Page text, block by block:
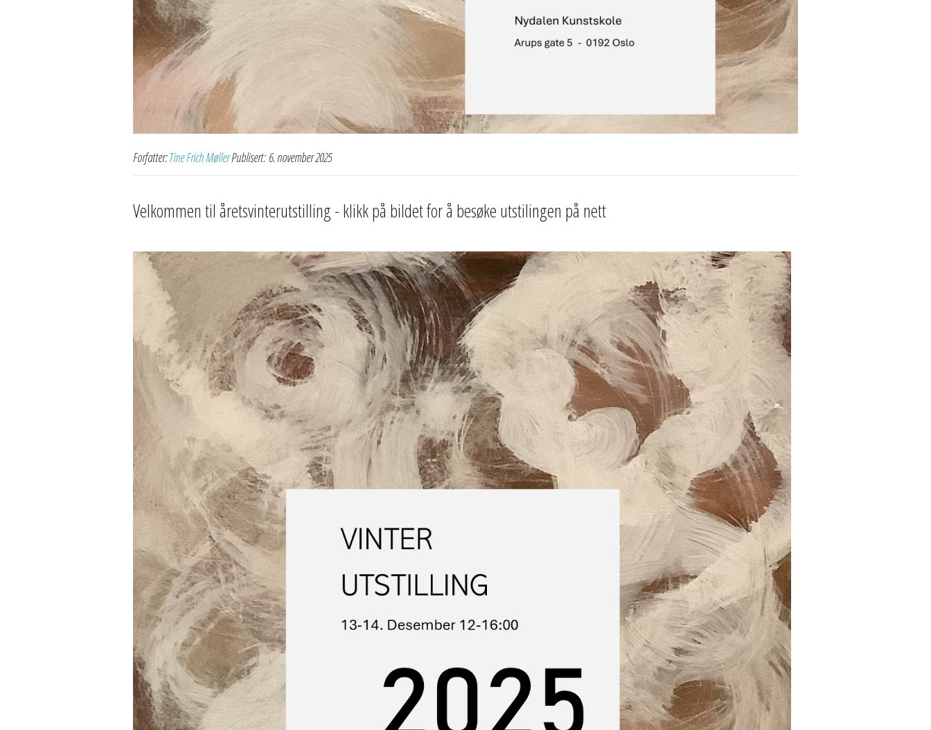
Forfatter:Tine Frich MøllerPublisert: 6. november 2025
Velkommen til åretsvinterutstilling - klikk på bildet for å besøke utstilingen på nett